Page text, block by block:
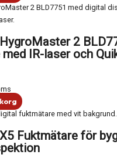
2
IR-laser och
Fuktmätare för